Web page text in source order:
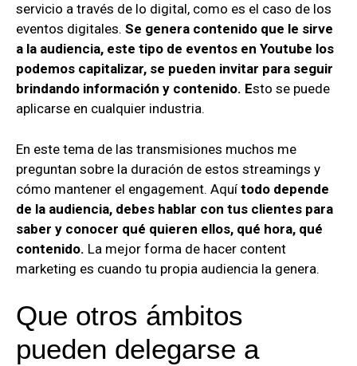
servicio a través de lo digital, como es el caso de los
eventos digitales. Se genera contenido que le sirve
a la audiencia, este tipo de eventos en Youtube los
podemos capitalizar, se pueden invitar para seguir
brindando información y contenido. Esto se puede
aplicarse en cualquier industria.
En este tema de las transmisiones muchos me
preguntan sobre la duración de estos streamings y
cómo mantener el engagement. Aquí todo depende
de la audiencia, debes hablar con tus clientes para
saber y conocer qué quieren ellos, qué hora, qué
contenido. La mejor forma de hacer content
marketing es cuando tu propia audiencia la genera.
Que otros ámbitos
pueden delegarse a